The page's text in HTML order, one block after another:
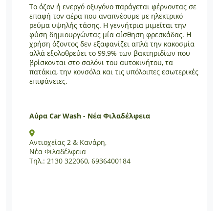
Το όζον ή ενεργό οξυγόνο παράγεται φέρνοντας σε
επαφή τον αέρα που αναπνέουμε με ηλεκτρικό
ρεύμα υψηλής τάσης. Η γεννήτρια μιμείται την
φύση δημιουργώντας μία αίσθηση φρεσκάδας. Η
χρήση όζοντος δεν εξαφανίζει απλά την κακοσμία
αλλά εξολοθρεύει το 99,9% των βακτηριδίων που
βρίσκονται στο σαλόνι του αυτοκινήτου, τα
πατάκια, την κονσόλα και τις υπόλοιπες εσωτερικές
επιφάνειες.
Αύρα Car Wash - Νέα Φιλαδέλφεια
Αντιοχείας 2 & Κανάρη,
Nέα Φιλαδέλφεια
Tηλ.: 2130 322060, 6936400184